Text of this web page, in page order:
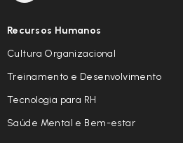
Recursos Humanos
Cultura Organizacional
Treinamento e Desenvolvimento
Tecnologia para RH
Saúde Mental e Bem-estar